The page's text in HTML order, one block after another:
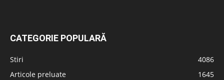
CATEGORIE POPULARĂ
Stiri
4086
Articole preluate
1645